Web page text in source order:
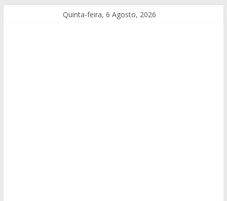
Quinta-feira, 6 Agosto, 2026